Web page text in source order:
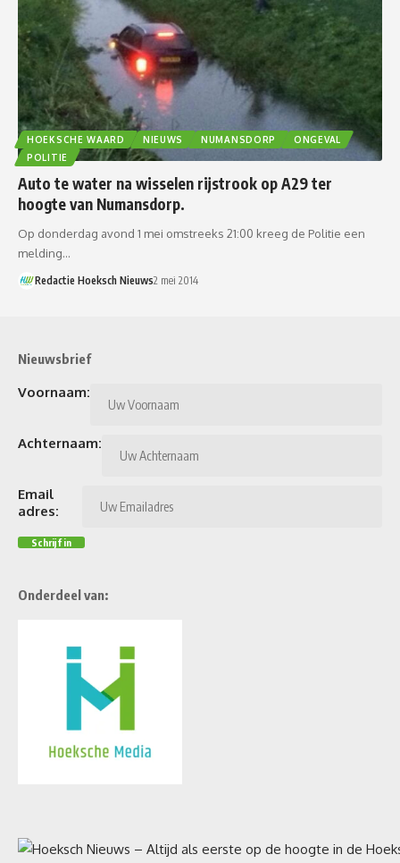
HOEKSCHE WAARD NIEUWS NUMANSDORP
ONGEVAL
POLITIE
Auto te water na wisselen rijstrook op A29 ter
hoogte van Numansdorp.
Op donderdag avond 1 mei omstreeks 21:00 kreeg de Politie een
melding…
Redactie Hoeksch Nieuws2 mei 2014
Nieuwsbrief
Voornaam:
Achternaam:
Email
adres:
Onderdeel van: